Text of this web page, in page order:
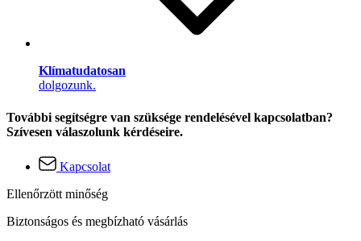
Klímatudatosan
dolgozunk.
További segítségre van szüksége rendelésével kapcsolatban?
Szívesen válaszolunk kérdéseire.
Kapcsolat
Ellenőrzött minőség
Biztonságos és megbízható vásárlás